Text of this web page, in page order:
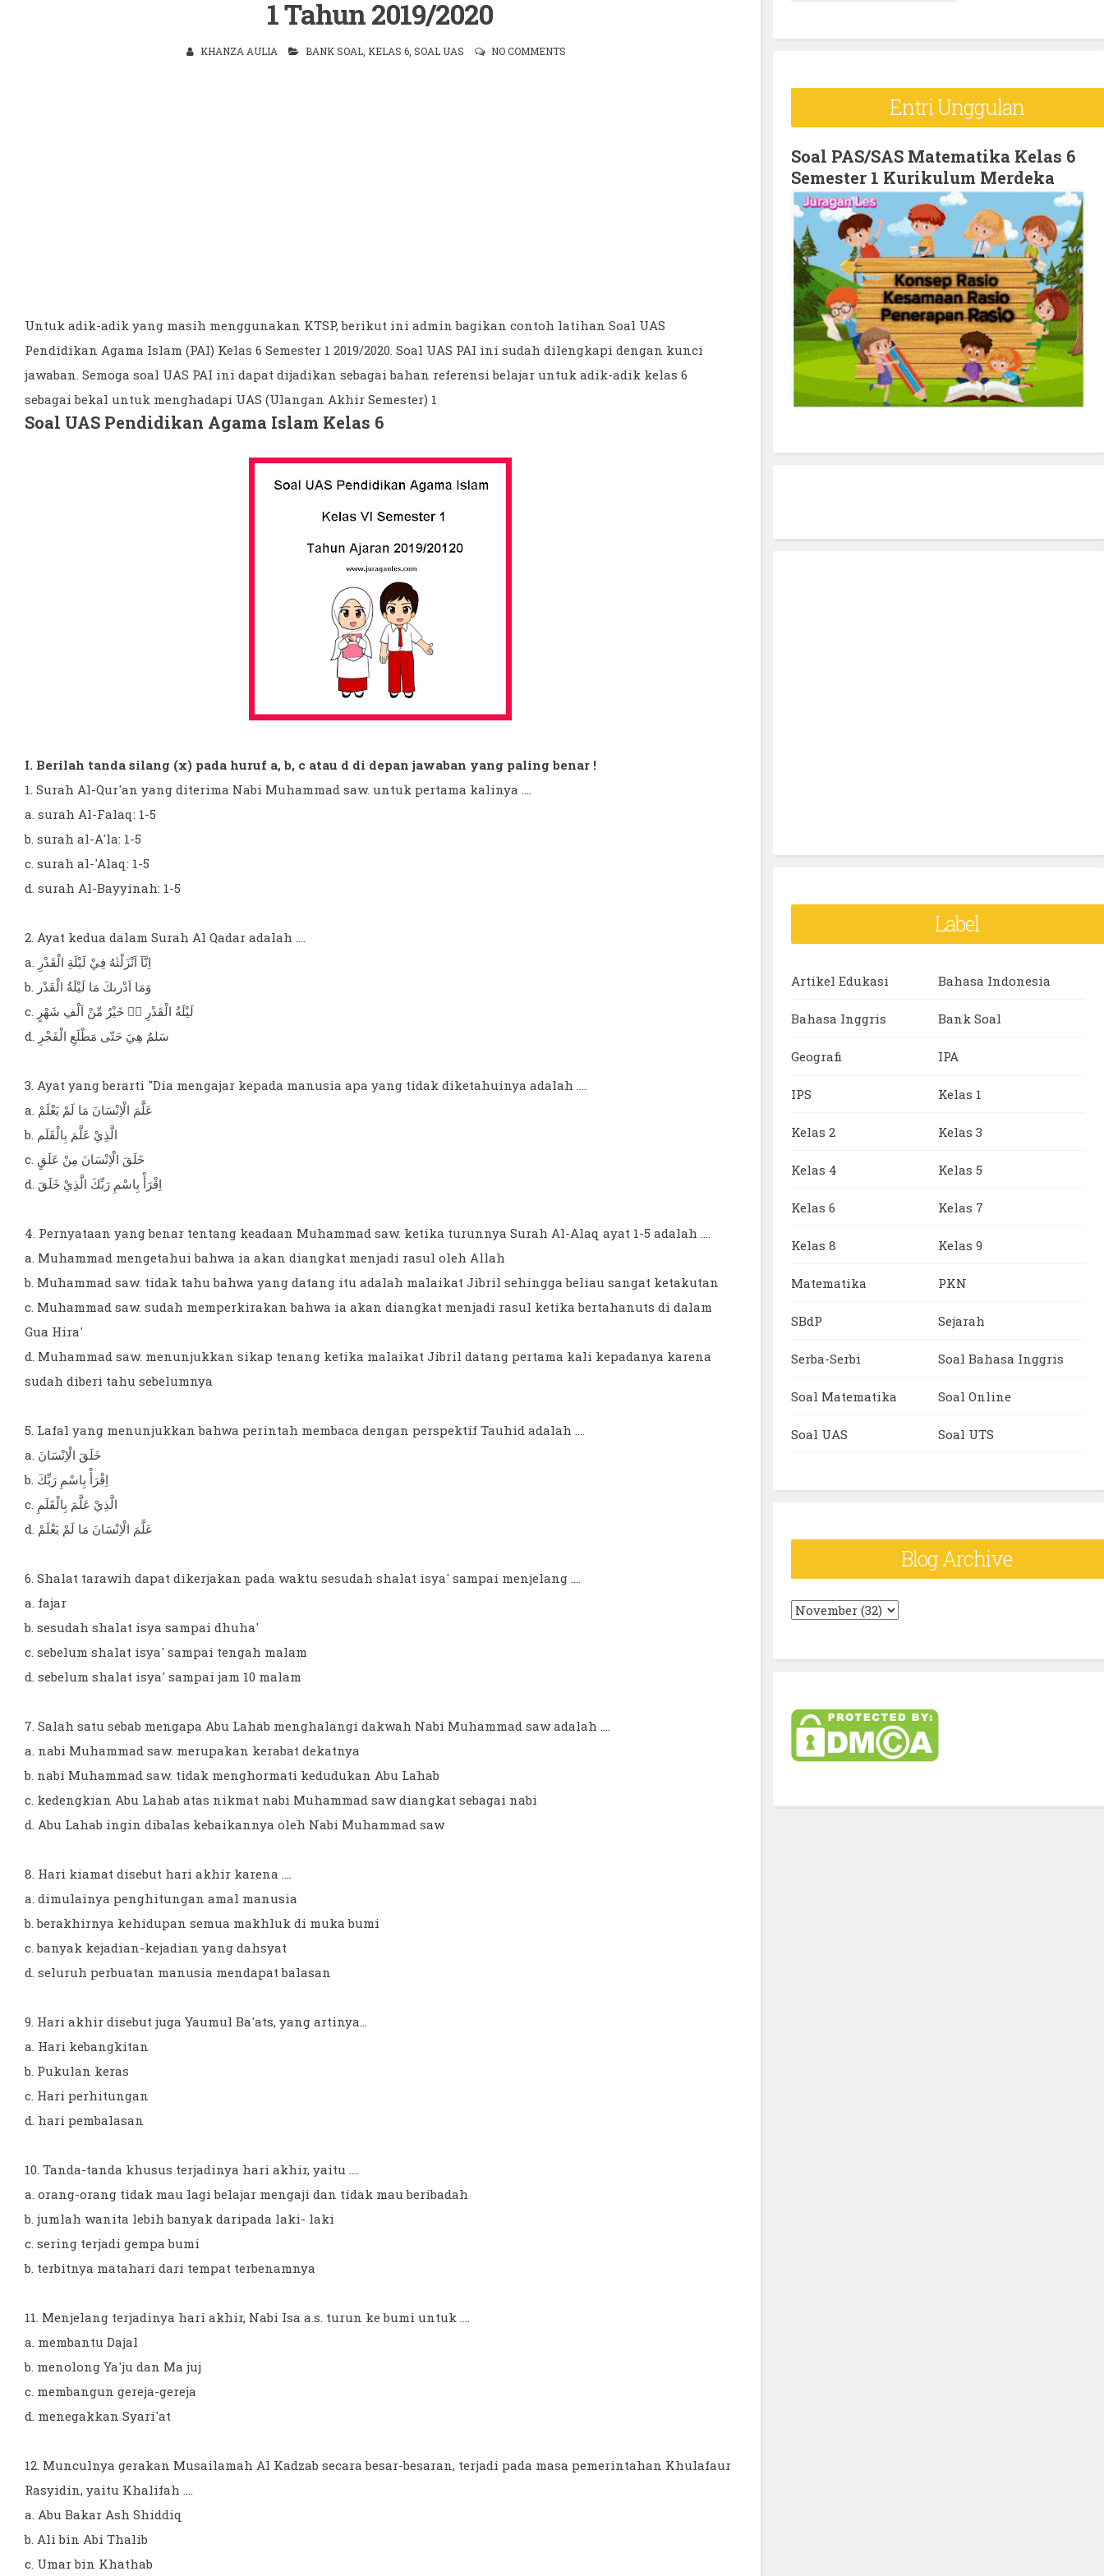
1 Tahun 2019/2020
KHANZA AULIA BANK SOAL, KELAS 6, SOAL UAS NO COMMENTS
Untuk adik-adik yang masih menggunakan KTSP, berikut ini admin bagikan contoh latihan Soal UAS
Pendidikan Agama Islam (PAI) Kelas 6 Semester 1 2019/2020. Soal UAS PAI ini sudah dilengkapi dengan kunci
jawaban. Semoga soal UAS PAI ini dapat dijadikan sebagai bahan referensi belajar untuk adik-adik kelas 6
sebagai bekal untuk menghadapi UAS (Ulangan Akhir Semester) 1
Soal UAS Pendidikan Agama Islam Kelas 6
I. Berilah tanda silang (x) pada huruf a, b, c atau d di depan jawaban yang paling benar !
1. Surah Al-Qur'an yang diterima Nabi Muhammad saw. untuk pertama kalinya ....
a. surah Al-Falaq: 1-5
b. surah al-A'la: 1-5
c. surah al-'Alaq: 1-5
d. surah Al-Bayyinah: 1-5
2. Ayat kedua dalam Surah Al Qadar adalah ....
a. اِنَّآ اَنْزَلْنٰهُ فِيْ لَيْلَةِ الْقَدْرِ
b. وَمَا اَدْرىكَ مَا لَيْلَةُ الْقَدْر
c. لَيْلَةُ الْقَدْرِ ەۙ خَيْرٌ مِّنْ اَلْفِ شَهْرٍ
d. سَلمٌ هِيَ حَتّى مَطْلَعِ الْفَجْرِ
3. Ayat yang berarti "Dia mengajar kepada manusia apa yang tidak diketahuinya adalah ....
a. عَلَّمَ الْاِنْسَانَ مَا لَمْ يَعْلَمْ
b. الَّذِيْ عَلَّمَ بِالْقَلَم
c. خَلَقَ الْاِنْسَانَ مِنْ عَلَقٍ
d. اِقْرَأْ بِاسْمِ رَبِّكَ الَّذِيْ خَلَقَ
4. Pernyataan yang benar tentang keadaan Muhammad saw. ketika turunnya Surah Al-Alaq ayat 1-5 adalah ....
a. Muhammad mengetahui bahwa ia akan diangkat menjadi rasul oleh Allah
b. Muhammad saw. tidak tahu bahwa yang datang itu adalah malaikat Jibril sehingga beliau sangat ketakutan
c. Muhammad saw. sudah memperkirakan bahwa ia akan diangkat menjadi rasul ketika bertahanuts di dalam
Gua Hira'
d. Muhammad saw. menunjukkan sikap tenang ketika malaikat Jibril datang pertama kali kepadanya karena
sudah diberi tahu sebelumnya
5. Lafal yang menunjukkan bahwa perintah membaca dengan perspektif Tauhid adalah ....
a. خَلَقَ الْاِنْسَانَ
b. اِقْرَأْ بِاسْمِ رَبِّكَ
c. الَّذِيْ عَلَّمَ بِالْقَلَمِ
d. عَلَّمَ الْاِنْسَانَ مَا لَمْ يَعْلَمْ
6. Shalat tarawih dapat dikerjakan pada waktu sesudah shalat isya' sampai menjelang ....
a. fajar
b. sesudah shalat isya sampai dhuha'
c. sebelum shalat isya' sampai tengah malam
d. sebelum shalat isya' sampai jam 10 malam
7. Salah satu sebab mengapa Abu Lahab menghalangi dakwah Nabi Muhammad saw adalah ....
a. nabi Muhammad saw. merupakan kerabat dekatnya
b. nabi Muhammad saw. tidak menghormati kedudukan Abu Lahab
c. kedengkian Abu Lahab atas nikmat nabi Muhammad saw diangkat sebagai nabi
d. Abu Lahab ingin dibalas kebaikannya oleh Nabi Muhammad saw
8. Hari kiamat disebut hari akhir karena ....
a. dimulainya penghitungan amal manusia
b. berakhirnya kehidupan semua makhluk di muka bumi
c. banyak kejadian-kejadian yang dahsyat
d. seluruh perbuatan manusia mendapat balasan
9. Hari akhir disebut juga Yaumul Ba'ats, yang artinya...
a. Hari kebangkitan
b. Pukulan keras
c. Hari perhitungan
d. hari pembalasan
10. Tanda-tanda khusus terjadinya hari akhir, yaitu ....
a. orang-orang tidak mau lagi belajar mengaji dan tidak mau beribadah
b. jumlah wanita lebih banyak daripada laki- laki
c. sering terjadi gempa bumi
b. terbitnya matahari dari tempat terbenamnya
11. Menjelang terjadinya hari akhir, Nabi Isa a.s. turun ke bumi untuk ....
a. membantu Dajal
b. menolong Ya'ju dan Ma juj
c. membangun gereja-gereja
d. menegakkan Syari'at
12. Munculnya gerakan Musailamah Al Kadzab secara besar-besaran, terjadi pada masa pemerintahan Khulafaur
Rasyidin, yaitu Khalifah ....
a. Abu Bakar Ash Shiddiq
b. Ali bin Abi Thalib
c. Umar bin Khathab
e
f
o
r
:
Entri Unggulan
Soal PAS/SAS Matematika Kelas 6
Semester 1 Kurikulum Merdeka
Label
Artikel Edukasi Bahasa Indonesia
Bahasa Inggris Bank Soal
Geografi IPA
IPS Kelas 1
Kelas 2 Kelas 3
Kelas 4 Kelas 5
Kelas 6 Kelas 7
Kelas 8 Kelas 9
Matematika PKN
SBdP Sejarah
Serba-Serbi Soal Bahasa Inggris
Soal Matematika Soal Online
Soal UAS Soal UTS
Blog Archive